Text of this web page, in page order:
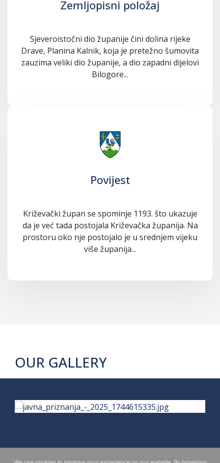
Zemljopisni položaj
Sjeveroistočni dio županije čini dolina rijeke
Drave, Planina Kalnik, koja je pretežno šumovita
zauzima veliki dio županije, a dio zapadni dijelovi
Bilogore...
Povijest
Križevački župan se spominje 1193. što ukazuje
da je već tada postojala Križevačka županija. Na
prostoru oko nje postojalo je u srednjem vijeku
više županija...
OUR GALLERY